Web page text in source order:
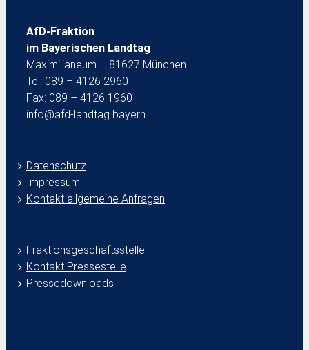
AfD-Fraktion
im Bayerischen Landtag
Maximilianeum – 81627 München
Tel: 089 – 4126 2960
Fax: 089 – 4126 1960
info@afd-landtag.bayern
Datenschutz
Impressum
Kontakt allgemeine Anfragen
Fraktionsgeschäftsstelle
Kontakt Pressestelle
Pressedownloads